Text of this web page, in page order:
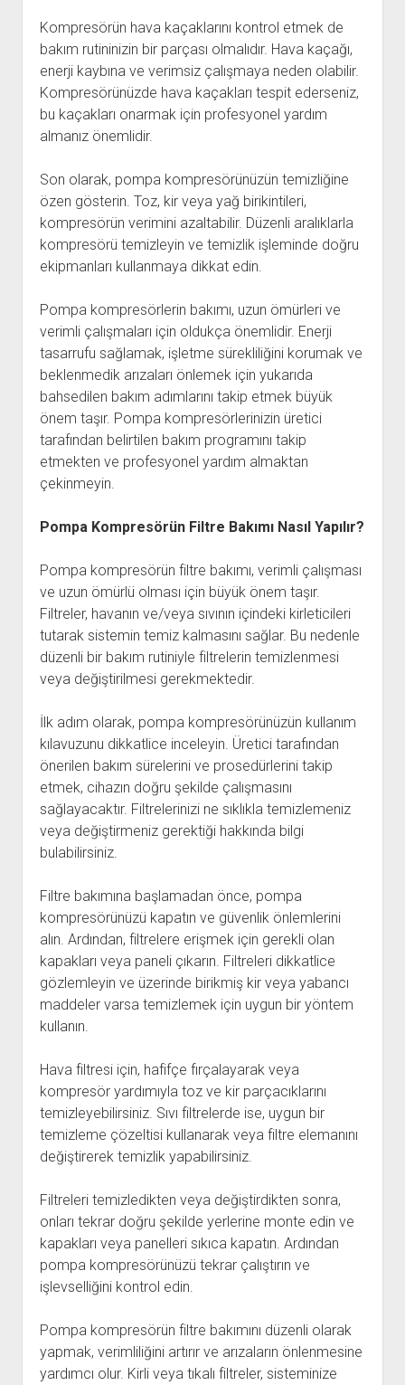
Kompresörün hava kaçaklarını kontrol etmek de
bakım rutininizin bir parçası olmalıdır. Hava kaçağı,
enerji kaybına ve verimsiz çalışmaya neden olabilir.
Kompresörünüzde hava kaçakları tespit ederseniz,
bu kaçakları onarmak için profesyonel yardım
almanız önemlidir.
Son olarak, pompa kompresörünüzün temizliğine
özen gösterin. Toz, kir veya yağ birikintileri,
kompresörün verimini azaltabilir. Düzenli aralıklarla
kompresörü temizleyin ve temizlik işleminde doğru
ekipmanları kullanmaya dikkat edin.
Pompa kompresörlerin bakımı, uzun ömürleri ve
verimli çalışmaları için oldukça önemlidir. Enerji
tasarrufu sağlamak, işletme sürekliliğini korumak ve
beklenmedik arızaları önlemek için yukarıda
bahsedilen bakım adımlarını takip etmek büyük
önem taşır. Pompa kompresörlerinizin üretici
tarafından belirtilen bakım programını takip
etmekten ve profesyonel yardım almaktan
çekinmeyin.
Pompa Kompresörün Filtre Bakımı Nasıl Yapılır?
Pompa kompresörün filtre bakımı, verimli çalışması
ve uzun ömürlü olması için büyük önem taşır.
Filtreler, havanın ve/veya sıvının içindeki kirleticileri
tutarak sistemin temiz kalmasını sağlar. Bu nedenle
düzenli bir bakım rutiniyle filtrelerin temizlenmesi
veya değiştirilmesi gerekmektedir.
İlk adım olarak, pompa kompresörünüzün kullanım
kılavuzunu dikkatlice inceleyin. Üretici tarafından
önerilen bakım sürelerini ve prosedürlerini takip
etmek, cihazın doğru şekilde çalışmasını
sağlayacaktır. Filtrelerinizi ne sıklıkla temizlemeniz
veya değiştirmeniz gerektiği hakkında bilgi
bulabilirsiniz.
Filtre bakımına başlamadan önce, pompa
kompresörünüzü kapatın ve güvenlik önlemlerini
alın. Ardından, filtrelere erişmek için gerekli olan
kapakları veya paneli çıkarın. Filtreleri dikkatlice
gözlemleyin ve üzerinde birikmiş kir veya yabancı
maddeler varsa temizlemek için uygun bir yöntem
kullanın.
Hava filtresi için, hafifçe fırçalayarak veya
kompresör yardımıyla toz ve kir parçacıklarını
temizleyebilirsiniz. Sıvı filtrelerde ise, uygun bir
temizleme çözeltisi kullanarak veya filtre elemanını
değiştirerek temizlik yapabilirsiniz.
Filtreleri temizledikten veya değiştirdikten sonra,
onları tekrar doğru şekilde yerlerine monte edin ve
kapakları veya panelleri sıkıca kapatın. Ardından
pompa kompresörünüzü tekrar çalıştırın ve
işlevselliğini kontrol edin.
Pompa kompresörün filtre bakımını düzenli olarak
yapmak, verimliliğini artırır ve arızaların önlenmesine
yardımcı olur. Kirli veya tıkalı filtreler, sisteminize